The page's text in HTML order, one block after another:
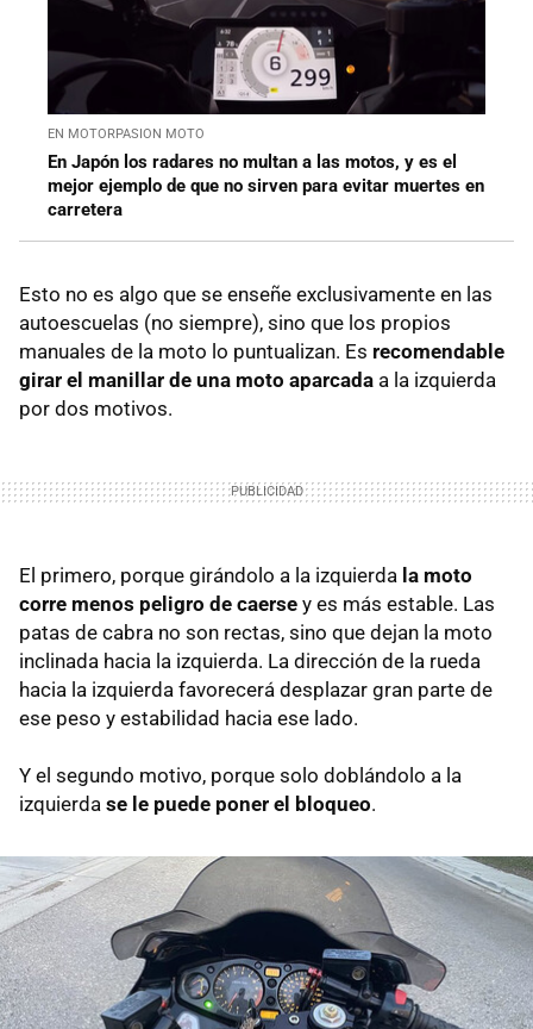
EN MOTORPASION MOTO
En Japón los radares no multan a las motos, y es el
mejor ejemplo de que no sirven para evitar muertes en
carretera
Esto no es algo que se enseñe exclusivamente en las
autoescuelas (no siempre), sino que los propios
manuales de la moto lo puntualizan. Es recomendable
girar el manillar de una moto aparcada a la izquierda
por dos motivos.
El primero, porque girándolo a la izquierda la moto
corre menos peligro de caerse y es más estable. Las
patas de cabra no son rectas, sino que dejan la moto
inclinada hacia la izquierda. La dirección de la rueda
hacia la izquierda favorecerá desplazar gran parte de
ese peso y estabilidad hacia ese lado.
Y el segundo motivo, porque solo doblándolo a la
izquierda se le puede poner el bloqueo.